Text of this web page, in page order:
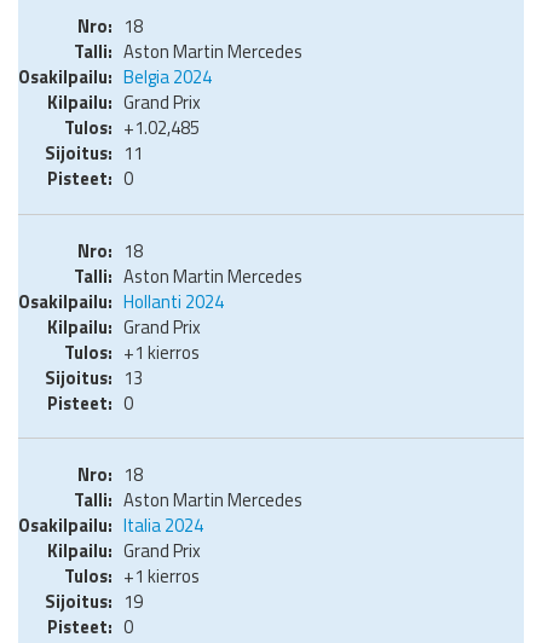
18
Aston Martin Mercedes
Belgia 2024
Grand Prix
+1.02,485
11
0
18
Aston Martin Mercedes
Hollanti 2024
Grand Prix
+1 kierros
13
0
18
Aston Martin Mercedes
Italia 2024
Grand Prix
+1 kierros
19
0